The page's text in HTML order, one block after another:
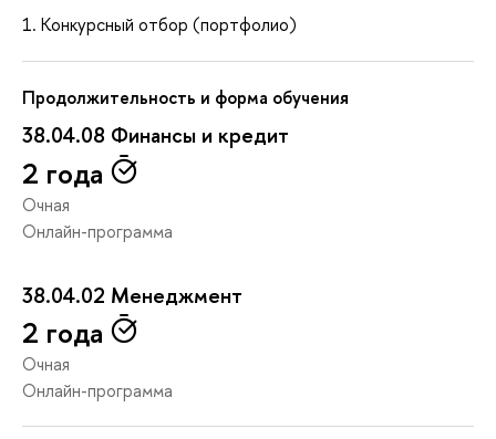
Конкурсный отбор (портфолио)
Продолжительность и форма обучения
38.04.08 Финансы и кредит
2 года
Очная
Онлайн-программа
38.04.02 Менеджмент
2 года
Очная
Онлайн-программа